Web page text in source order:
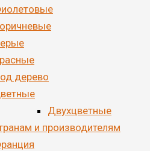
дерево
Двухцветные
и производителям